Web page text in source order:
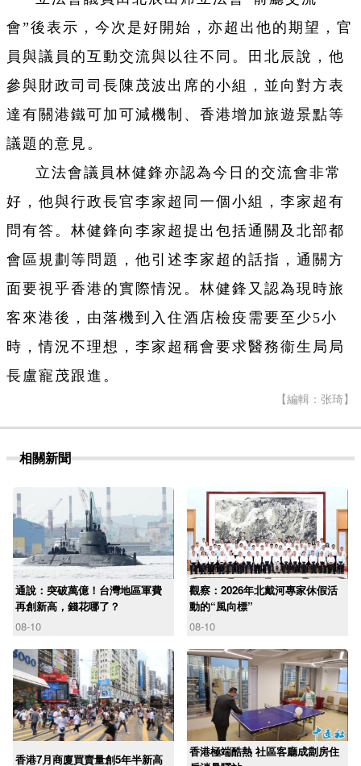
會”後表示，今次是好開始，亦超出他的期望，官
員與議員的互動交流與以往不同。田北辰說，他
參與財政司司長陳茂波出席的小組，並向對方表
達有關港鐵可加可減機制、香港增加旅遊景點等
議題的意見。
立法會議員林健鋒亦認為今日的交流會非常
好，他與行政長官李家超同一個小組，李家超有
問有答。林健鋒向李家超提出包括通關及北部都
會區規劃等問題，他引述李家超的話指，通關方
面要視乎香港的實際情況。林健鋒又認為現時旅
客來港後，由落機到入住酒店檢疫需要至少5小
時，情況不理想，李家超稱會要求醫務衞生局局
長盧寵茂跟進。
【編輯：张琦】
相關新聞
通說：突破萬億！台灣地區軍費
再創新高，錢花哪了？
08-10
觀察：2026年北戴河專家休假活
動的“風向標”
08-10
香港7月商廈買賣量創5年半新高
香港極端酷熱 社區客廳成劏房住